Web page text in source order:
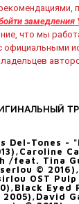
замедления
что мы
официальными
Del-Tones -
/feat. Tina
©
OST
Eyed